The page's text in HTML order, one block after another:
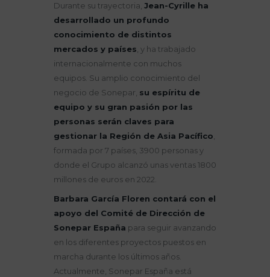
Durante su trayectoria, Jean-Cyrille ha
desarrollado un profundo
conocimiento de distintos
mercados y países, y ha trabajado
internacionalmente con muchos
equipos. Su amplio conocimiento del
negocio de Sonepar, su espíritu de
equipo y su gran pasión por las
personas serán claves para
gestionar la Región de Asia Pacífico,
formada por 7 países, 3900 personas y
donde el Grupo alcanzó unas ventas 1800
millones de euros en 2022.
Barbara García Floren contará con el
apoyo del Comité de Dirección de
Sonepar España para seguir avanzando
en los diferentes proyectos puestos en
marcha durante los últimos años.
Actualmente, Sonepar España está